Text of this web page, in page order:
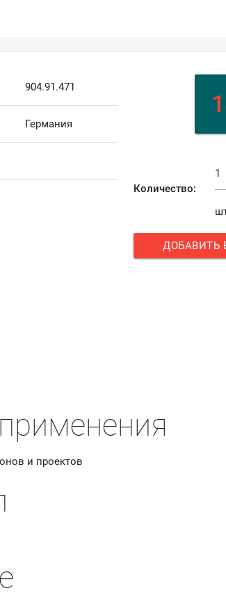
904.91.471
Германия
Количество:
ДОБАВИТЬ
и проектов